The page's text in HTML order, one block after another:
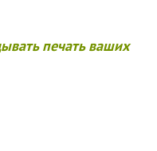
печать ваших